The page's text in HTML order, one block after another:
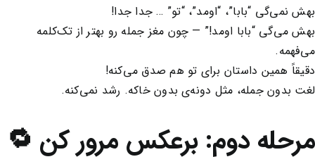
بهش نمی‌گی “بابا”، “اومد”، “تو” … جدا جدا!
بهش می‌گی “بابا اومد!” — چون مغز جمله رو بهتر از تک‌کلمه
می‌فهمه.
دقیقاً همین داستان برای تو هم صدق می‌کنه!
لغت بدون جمله، مثل دونه‌ی بدون خاکه. رشد نمی‌کنه.
مرحله دوم: برعکس مرور کن 🔁